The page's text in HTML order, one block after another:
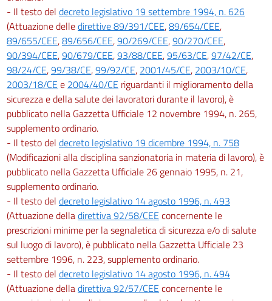
152
153
154
155
156
Capo III
157
158
159
160
Titolo V
SEGNALETICA DI SALUTE E SICUREZZA SUL LAVORO
Capo I
Disposizioni generali
- Il testo del decreto legislativo 19 settembre 1994, n. 626
(Attuazione delledirettive 89/391/CEE,89/654/CEE,
89/655/CEE,89/656/CEE,90/269/CEE,90/270/CEE,
90/394/CEE,90/679/CEE,93/88/CEE,95/63/CE,97/42/CE,
98/24/CE,99/38/CE,99/92/CE, 2001/45/CE, 2003/10/CE,
2003/18/CE e 2004/40/CE riguardanti il miglioramento della
sicurezza e della salute dei lavoratori durante il lavoro), è
pubblicato nella Gazzetta Ufficiale 12 novembre 1994, n. 265,
supplemento ordinario.
- Il testo del decreto legislativo 19 dicembre 1994, n. 758
(Modificazioni alla disciplina sanzionatoria in materia di lavoro), è
pubblicato nella Gazzetta Ufficiale 26 gennaio 1995, n. 21,
supplemento ordinario.
- Il testo del decreto legislativo 14 agosto 1996, n. 493
(Attuazione delladirettiva 92/58/CEE concernente le
prescrizioni minime per la segnaletica di sicurezza e/o di salute
sul luogo di lavoro), è pubblicato nella Gazzetta Ufficiale 23
settembre 1996, n. 223, supplemento ordinario.
- Il testo del decreto legislativo 14 agosto 1996, n. 494
(Attuazione delladirettiva 92/57/CEE concernente le